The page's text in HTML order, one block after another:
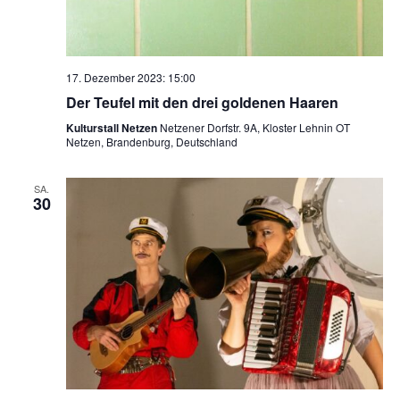
17. Dezember 2023: 15:00
Der Teufel mit den drei goldenen Haaren
Kulturstall Netzen Netzener Dorfstr. 9A, Kloster Lehnin OT
Netzen, Brandenburg, Deutschland
SA.
30